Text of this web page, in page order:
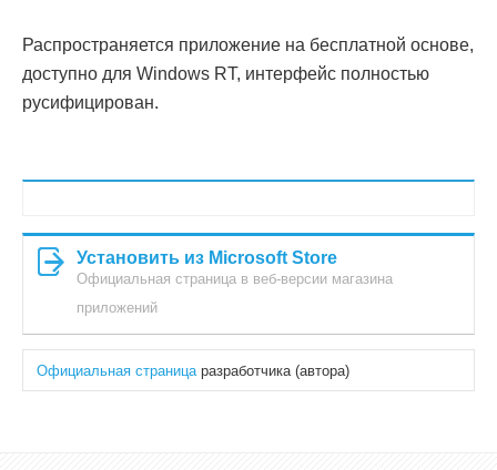
Распространяется приложение на бесплатной основе,
доступно для Windows RT, интерфейс полностью
русифицирован.
Установить из Microsoft Store
Официальная страница в веб-версии магазина
приложений
Официальная страница разработчика (автора)